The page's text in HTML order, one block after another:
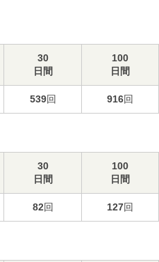
30
日間
100
日間
539回 916回
30
日間
100
日間
82回 127回